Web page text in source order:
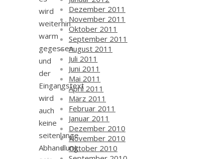
wird
weiterhin
warm
gegessen
und
der
Eingangstext
wird
auch
keine
seitenlange
Abhandlung
Dezember 2011
November 2011
Oktober 2011
September 2011
August 2011
Juli 2011
Juni 2011
Mai 2011
April 2011
März 2011
Februar 2011
Januar 2011
Dezember 2010
November 2010
Oktober 2010